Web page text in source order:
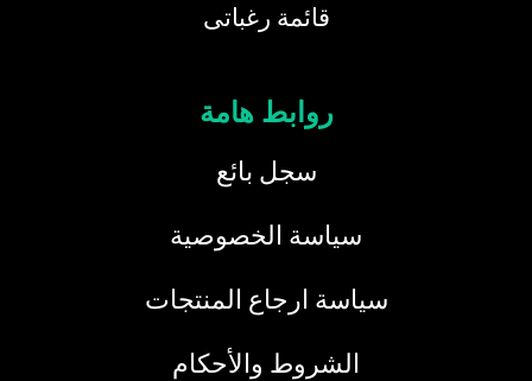
قائمة رغباتى
روابط هامة
سجل بائع
سياسة الخصوصية
سياسة ارجاع المنتجات
الشروط والأحكام